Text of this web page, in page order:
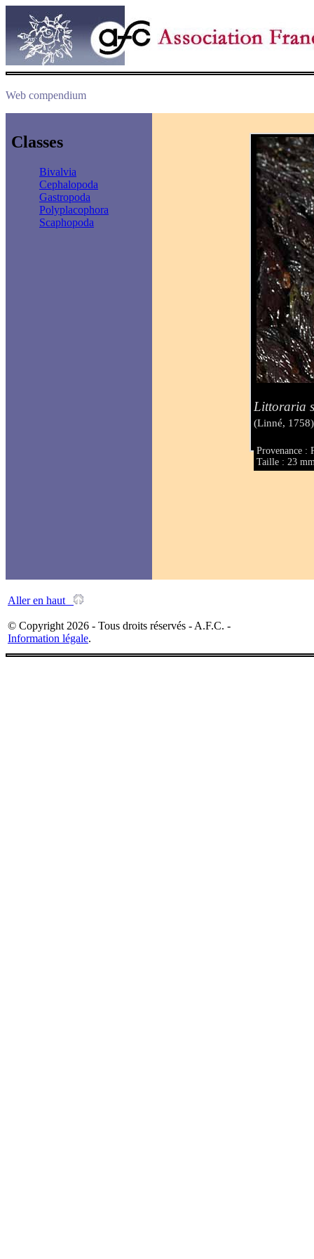
Web compendium
Classes
Bivalvia
Cephalopoda
Gastropoda
Polyplacophora
Scaphopoda
Littoraria
(Linné, 1758)
Provenance :
Taille : 23
Aller en haut
© Copyright 2026 - Tous droits réservés - A.F.C. -
Information légale.